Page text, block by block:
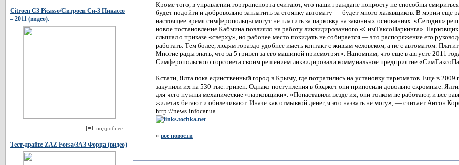
Citroen C3 Picasso/Ситроен Си-3 Пикассо
– 2011 (видео).
подробнее
Тест-драйв: ZAZ Forsa/ЗАЗ Форца (видео)
Кроме того, в управлении гортранспорта считают, что наши граждане попросту не способны
будет подойти и добровольно заплатить за стоянку автомату — будет много халявщиков. В мэрии еще
настоящее время симферопольцы могут не платить за парковку на законных основаниях. «Сегодня»
новое постановление Кабмина повлияло на работу ликвидированного «СимТаксоПаркинга».
слышал о приказе «сверху», но рабочее место покидать не собирается — это распоряжение его
работать. Тем более, людям гораздо удобнее иметь контакт с живым человеком, а не с автоматом.
Многие рады знать, что за 5 гривен за его машиной присмотрят». Напомним, что еще в августе 2011
Симферопольского горсовета своим решением ликвидировали коммунальное предприятие
Кстати, Ялта пока единственный город в Крыму, где потратились на установку паркоматов. Еще в 2009
закупили их на 530 тыс. гривен. Однако поступления в бюджет они приносили довольно скромные.
для чего нужны механические «парковщики». «Понаставили везде их, они толком не работают, и все
жилетах бегают и обилечивают. Иначе как отмывкой денег, я это назвать не могу», — считает Антон
http://news.infocar.ua
» все новости